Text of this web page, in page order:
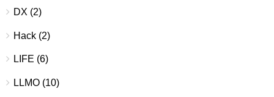
DX (2)
Hack (2)
LIFE (6)
LLMO (10)